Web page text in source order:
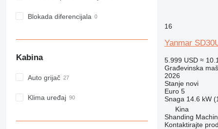
Blokada diferencijala
Kabina
Auto grijač
Klima uređaj
16
Yanmar
5.999 USD ≈
Građevinska
2026
Stanjenovi
Euro 5
Snaga 14.6 kW
Kina
Shanding
Kontaktirajte